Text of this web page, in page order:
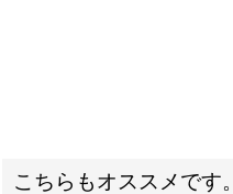
こちらもオススメです。